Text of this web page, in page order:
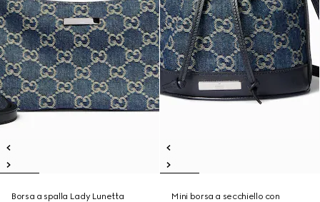
Borsa a spalla Lady Lunetta
Mini borsa a secchiello con